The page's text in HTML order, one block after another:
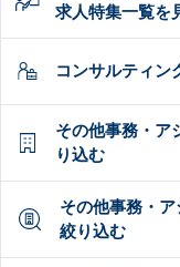
求人特集一覧を
コンサルティン
その他事務・ア
り込む
その他事務・
絞り込む